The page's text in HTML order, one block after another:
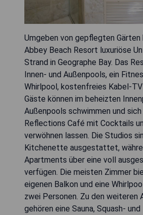
Umgeben von gepflegten
Abbey Beach Resort luxuriöse
Strand in Geographe Bay. Das
Innen- und Außenpools, ein
Whirlpool, kostenfreies Kabel-TV
Gäste können im beheizten
Außenpools schwimmen und
Reflections Café mit Cocktails
verwöhnen lassen. Die Studios
Kitchenette ausgestattet,
Apartments über eine voll
verfügen. Die meisten Zimmer
eigenen Balkon und eine
zwei Personen. Zu den weiteren
gehören eine Sauna, Squash- und